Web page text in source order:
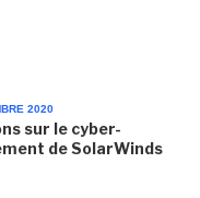
2020
sur le cyber-
de SolarWinds